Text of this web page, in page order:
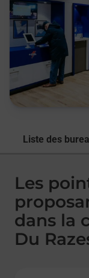
Liste des
Les
dans la
Du